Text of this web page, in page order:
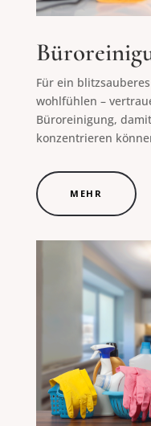
Für ein
wohlfühlen –
Büroreinigung,
konzentrieren
MEHR